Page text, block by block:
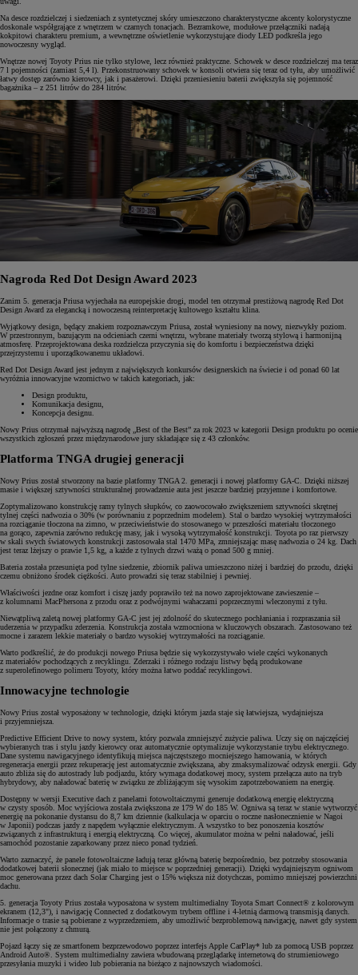
Na desce rozdzielczej i siedzeniach z syntetycznej skóry umieszczono charakterystyczne akcenty kolorystyczne
doskonale współgrające z wnętrzem w czarnych tonacjach. Bezramkowe, modułowe przełączniki nadają
kokpitowi charakteru premium, a wewnętrzne oświetlenie wykorzystujące diody LED podkreśla jego
nowoczesny wygląd.
Wnętrze nowej Toyoty Prius nie tylko stylowe, lecz również praktyczne. Schowek w desce rozdzielczej ma teraz
7 l pojemności (zamiast 5,4 l). Przekonstruowany schowek w konsoli otwiera się teraz od tyłu, aby umożliwić
łatwy dostęp zarówno kierowcy, jak i pasażerowi. Dzięki przeniesieniu baterii zwiększyła się pojemność
bagażnika – z 251 litrów do 284 litrów.
Nagroda Red Dot Design Award 2023
Zanim 5. generacja Priusa wyjechała na europejskie drogi, model ten otrzymał prestiżową nagrodę Red Dot
Design Award za elegancką i nowoczesną reinterpretację kultowego kształtu klina.
Wyjątkowy design, będący znakiem rozpoznawczym Priusa, został wyniesiony na nowy, niezwykły poziom.
W przestronnym, bazującym na odcieniach czerni wnętrzu, wybrane materiały tworzą stylową i harmonijną
atmosferę. Przeprojektowana deska rozdzielcza przyczynia się do komfortu i bezpieczeństwa dzięki
przejrzystemu i uporządkowanemu układowi.
Red Dot Design Award jest jednym z największych konkursów designerskich na świecie i od ponad 60 lat
wyróżnia innowacyjne wzornictwo w takich kategoriach, jak:
Design produktu,
Komunikacja designu,
Koncepcja designu.
Nowy Prius otrzymał najwyższą nagrodę „Best of the Best” za rok 2023 w kategorii Design produktu po ocenie
wszystkich zgłoszeń przez międzynarodowe jury składające się z 43 członków.
Platforma TNGA drugiej generacji
Nowy Prius został stworzony na bazie platformy TNGA 2. generacji i nowej platformy GA-C. Dzięki niższej
masie i większej sztywności strukturalnej prowadzenie auta jest jeszcze bardziej przyjemne i komfortowe.
Zoptymalizowano konstrukcję ramy tylnych słupków, co zaowocowało zwiększeniem sztywności skrętnej
tylnej części nadwozia o 30% (w porównaniu z poprzednim modelem). Stal o bardzo wysokiej wytrzymałości
na rozciąganie tłoczona na zimno, w przeciwieństwie do stosowanego w przeszłości materiału tłoczonego
na gorąco, zapewnia zarówno redukcję masy, jak i wysoką wytrzymałość konstrukcji. Toyota po raz pierwszy
w skali swych światowych konstrukcji zastosowała stal 1470 MPa, zmniejszając masę nadwozia o 24 kg. Dach
jest teraz lżejszy o prawie 1,5 kg, a każde z tylnych drzwi ważą o ponad 500 g mniej.
Bateria została przesunięta pod tylne siedzenie, zbiornik paliwa umieszczono niżej i bardziej do przodu, dzięki
czemu obniżono środek ciężkości. Auto prowadzi się teraz stabilniej i pewniej.
Właściwości jezdne oraz komfort i ciszę jazdy poprawiło też na nowo zaprojektowane zawieszenie –
z kolumnami MacPhersona z przodu oraz z podwójnymi wahaczami poprzecznymi wleczonymi z tyłu.
Niewątpliwą zaletą nowej platformy GA-C jest jej zdolność do skutecznego pochłaniania i rozpraszania sił
uderzenia w przypadku zderzenia. Konstrukcja została wzmocniona w kluczowych obszarach. Zastosowano też
mocne i zarazem lekkie materiały o bardzo wysokiej wytrzymałości na rozciąganie.
Warto podkreślić, że do produkcji nowego Priusa będzie się wykorzystywało wiele części wykonanych
z materiałów pochodzących z recyklingu. Zderzaki i różnego rodzaju listwy będą produkowane
z superolefinowego polimeru Toyoty, który można łatwo poddać recyklingowi.
Innowacyjne technologie
Nowy Prius został wyposażony w technologie, dzięki którym jazda staje się łatwiejsza, wydajniejsza
i przyjemniejsza.
Predictive Efficient Drive to nowy system, który pozwala zmniejszyć zużycie paliwa. Uczy się on najczęściej
wybieranych tras i stylu jazdy kierowcy oraz automatycznie optymalizuje wykorzystanie trybu elektrycznego.
Dane systemu nawigacyjnego identyfikują miejsca najczęstszego mocniejszego hamowania, w których
regeneracja energii przez rekuperację jest automatycznie zwiększana, aby zmaksymalizować odzysk energii. Gdy
auto zbliża się do autostrady lub podjazdu, który wymaga dodatkowej mocy, system przełącza auto na tryb
hybrydowy, aby naładować baterię w związku ze zbliżającym się wysokim zapotrzebowaniem na energię.
Dostępny w wersji Executive dach z panelami fotowoltaicznymi generuje dodatkową energię elektryczną
w czysty sposób. Moc wyjściowa została zwiększona ze 179 W do 185 W. Ogniwa są teraz w stanie wytworzyć
energię na pokonanie dystansu do 8,7 km dziennie (kalkulacja w oparciu o roczne nasłonecznienie w Nagoi
w Japonii) podczas jazdy z napędem wyłącznie elektrycznym. A wszystko to bez ponoszenia kosztów
związanych z infrastrukturą i energią elektryczną. Co więcej, akumulator można w pełni naładować, jeśli
samochód pozostanie zaparkowany przez nieco ponad tydzień.
Warto zaznaczyć, że panele fotowoltaiczne ładują teraz główną baterię bezpośrednio, bez potrzeby stosowania
dodatkowej baterii słonecznej (jak miało to miejsce w poprzedniej generacji). Dzięki wydajniejszym ogniwom
moc generowana przez dach Solar Charging jest o 15% większa niż dotychczas, pomimo mniejszej powierzchni
dachu.
5. generacja Toyoty Prius została wyposażona w system multimedialny Toyota Smart Connect® z kolorowym
ekranem (12,3"), i nawigację Connected z dodatkowym trybem offline i 4-letnią darmową transmisją danych.
Informacje o trasie są pobierane z wyprzedzeniem, aby umożliwić bezproblemową nawigację, nawet gdy system
nie jest połączony z chmurą.
Pojazd łączy się ze smartfonem bezprzewodowo poprzez interfejs Apple CarPlay* lub za pomocą USB poprzez
Android Auto®. System multimedialny zawiera wbudowaną przeglądarkę internetową do strumieniowego
przesyłania muzyki i wideo lub pobierania na bieżąco z najnowszych wiadomości.